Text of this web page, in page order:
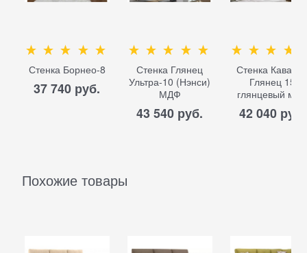
Стенка Борнео-8
37 740 руб.
Стенка Глянец
Ультра-10 (Нэнси)
МДФ
43 540 руб.
Стенка
Глянец 15
глянцевый
42 040 руб.
Похожие товары